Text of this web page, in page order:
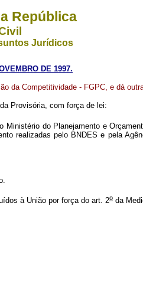
República
Jurídicos
DE 1997.
da Competitividade - FGPC, e dá
Provisória, com força de lei:
do Planejamento e
realizadas pelo BNDES e pela
à União por força do art. 2o da